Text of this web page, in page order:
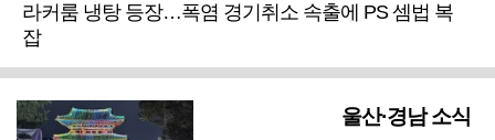
라커룸 냉탕 등장…폭염 경기취소 속출에 PS 셈법 복
잡
울산·경남 소식